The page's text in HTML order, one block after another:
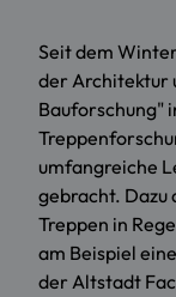
Seit dem
der Architektur
Bauforschung"
umfangreiche
gebracht. Dazu
Treppen in
am Beispiel
der Altstadt